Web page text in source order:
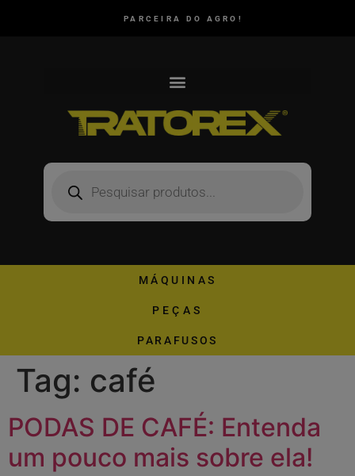
PARCEIRA DO AGRO!
MÁQUINAS
PEÇAS
PARAFUSOS
Tag: café
PODAS DE CAFÉ: Entenda
um pouco mais sobre ela!